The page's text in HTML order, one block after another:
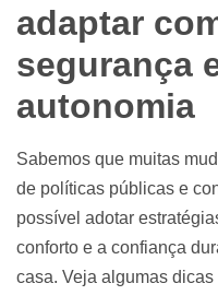
adaptar
segurança
autonomia
Sabemos que muitas
de políticas públicas e
possível adotar
conforto e a confiança
casa. Veja algumas dicas